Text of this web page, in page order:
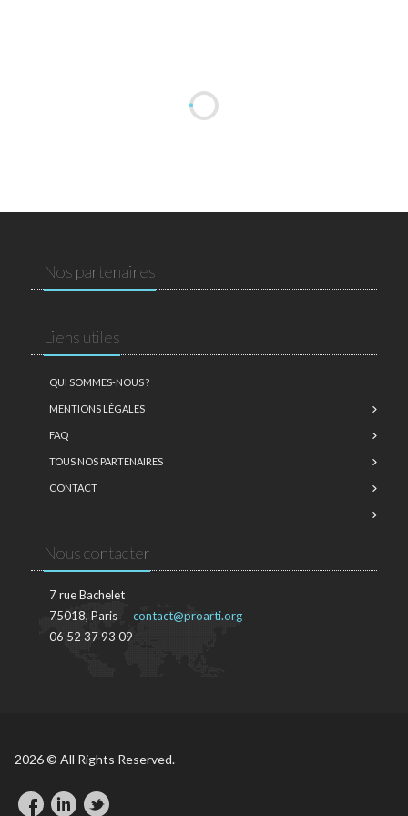
Nos partenaires
Liens utiles
QUI SOMMES-NOUS ?
MENTIONS LÉGALES
FAQ
TOUS NOS PARTENAIRES
CONTACT
Nous contacter
7 rue Bachelet
75018, Paris
06 52 37 93 09
contact@proarti.org
2026 © All Rights Reserved.